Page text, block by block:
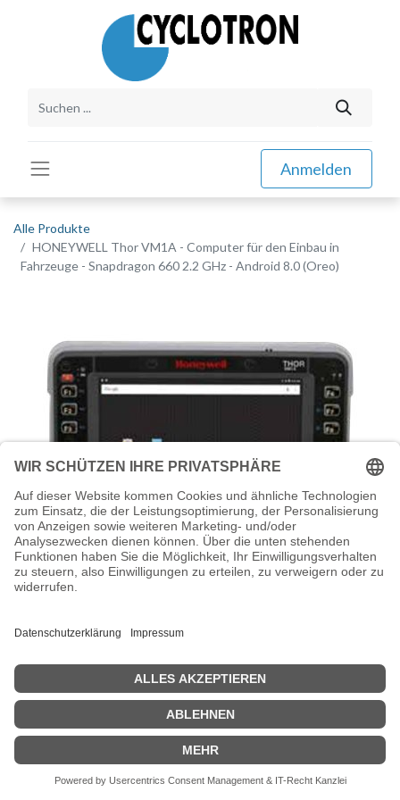
Anmelden
Alle Produkte
HONEYWELL Thor VM1A - Computer für den Einbau in
Fahrzeuge - Snapdragon 660 2.2 GHz - Android 8.0 (Oreo)
HONEYWELL Thor VM1A - Computer für
den Einbau in Fahrzeuge - Snapdragon
660 2.2 GHz - Android 8.0 (Oreo)
Honeywell Thor VM1A - Computer für den Einbau in Fahrzeuge -
SSD - 20 cm (8") Touchscreen 1280 x 768 - Wi-Fi 5, NFC - kbd: